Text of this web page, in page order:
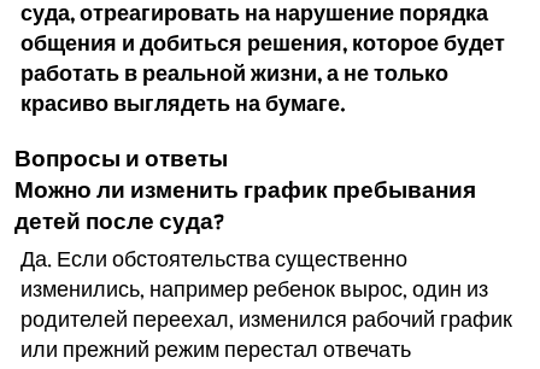
суда, отреагировать на нарушение порядка
общения и добиться решения, которое будет
работать в реальной жизни, а не только
красиво выглядеть на бумаге.
Вопросы и ответы
Можно ли изменить график пребывания
детей после суда?
Да. Если обстоятельства существенно
изменились, например ребенок вырос, один из
родителей переехал, изменился рабочий график
или прежний режим перестал отвечать